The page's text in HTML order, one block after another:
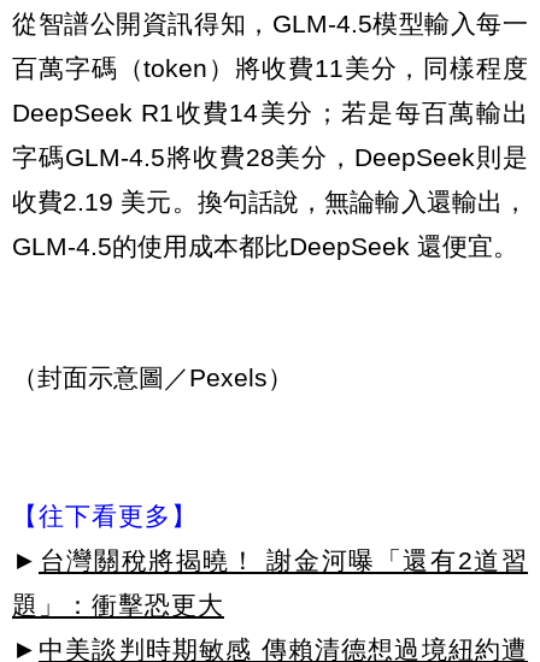
從智譜公開資訊得知，GLM-4.5模型輸入每一
百萬字碼（token）將收費11美分，同樣程度
DeepSeek R1收費14美分；若是每百萬輸出
字碼GLM-4.5將收費28美分，DeepSeek則是
收費2.19 美元。換句話說，無論輸入還輸出，
GLM-4.5的使用成本都比DeepSeek 還便宜。
（封面示意圖／Pexels）
【往下看更多】
► 台灣關稅將揭曉！ 謝金河曝「還有2道習
題」：衝擊恐更大
► 中美談判時期敏感 傳賴清德想過境紐約遭